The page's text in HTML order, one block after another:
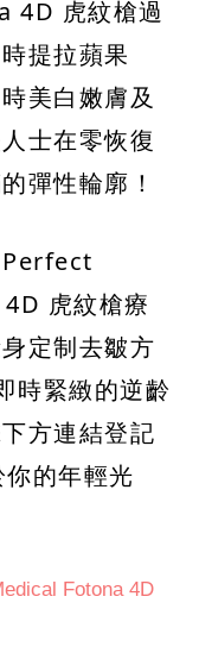
4D 虎紋槍過
提拉蘋果
美白嫩膚及
士在零恢復
彈性輪廓！
Perfect
虎紋槍療
定制去皺方
時緊緻的逆齡
方連結登記
的年輕光
Fotona 4D